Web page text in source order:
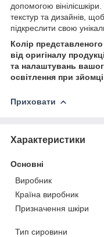
допомогою
текстур та дизайнів,
підкреслити свою
Колір
від оригіналу
та налаштувань
освітлення при
Приховати
Характеристики
Основні
Виробник
Країна виробник
Призначення шкіри
Тип сировини